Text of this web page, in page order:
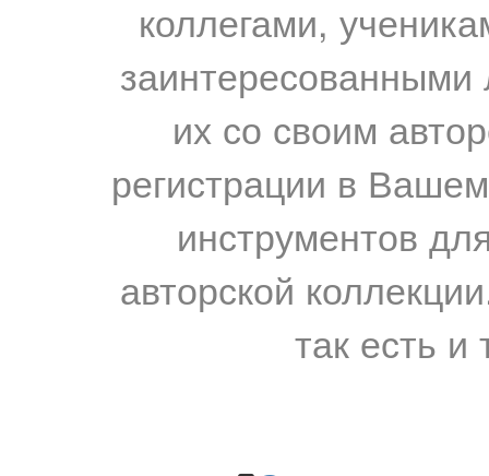
коллегами,
их со своим
регистрации в
инструментов
авторской
так есть и